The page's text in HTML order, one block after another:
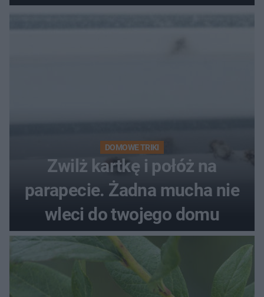
DOMOWE TRIKI
Zwilż kartkę i połóż na
parapecie. Żadna mucha nie
wleci do twojego domu